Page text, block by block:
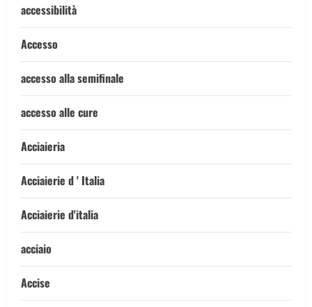
accessibilità
Accesso
accesso alla semifinale
accesso alle cure
Acciaieria
Acciaierie d ' Italia
Acciaierie d'italia
acciaio
Accise